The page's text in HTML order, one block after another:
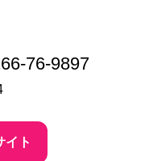
76-9897
イト